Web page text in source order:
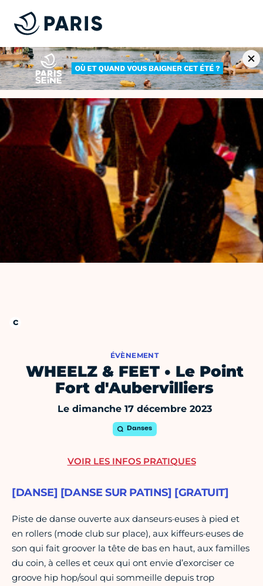
ÉVÈNEMENT
WHEELZ & FEET • Le Point
Fort d'Aubervilliers
Le dimanche 17 décembre 2023
Danses
[DANSE] [DANSE SUR PATINS] [GRATUIT]
Piste de danse ouverte aux danseurs·euses à pied et
en rollers (mode club sur place), aux kiffeurs·euses de
son qui fait groover la tête de bas en haut, aux familles
du coin, à celles et ceux qui ont envie d’exorciser ce
groove hip hop/soul qui sommeille depuis trop
VOIR LES INFOS PRATIQUES